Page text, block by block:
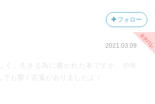
フォロー
2021.03.09
く」生きる為に書かれた本ですが、中年
でも響く言葉がありましたよ！